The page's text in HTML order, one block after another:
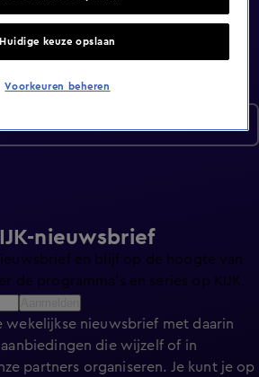
nieuwsbrief
en blijf op de hoogte van
de programma’s en series op KIJK.
wekelijkse nieuwsbrief met daarin
die wijzelf of in
partners organiseren. Je kunt je op
Huidige keuze opslaan
Voorkeuren beheren